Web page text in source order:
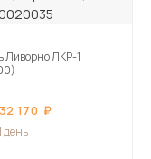
Ливорно ЛКР-1
32 170
день